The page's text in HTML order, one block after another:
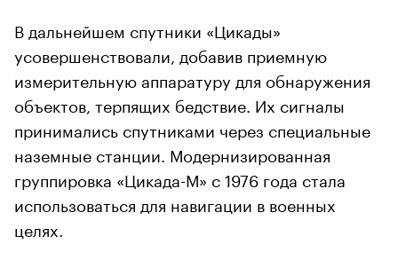
В дальнейшем спутники «Цикады»
усовершенствовали, добавив приемную
измерительную аппаратуру для обнаружения
объектов, терпящих бедствие. Их сигналы
принимались спутниками через специальные
наземные станции. Модернизированная
группировка «Цикада-М» с 1976 года стала
использоваться для навигации в военных
целях.